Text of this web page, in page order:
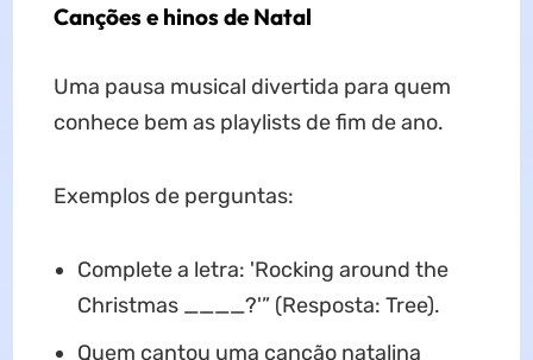
Canções e hinos de Natal
Uma pausa musical divertida para quem
conhece bem as playlists de fim de ano.
Exemplos de perguntas:
Complete a letra: 'Rocking around the
Christmas ____?'” (Resposta: Tree).
Quem cantou uma canção natalina